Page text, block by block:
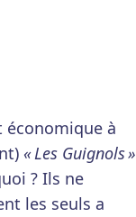
économique à
« Les Guignols »
? Ils ne
les seuls a